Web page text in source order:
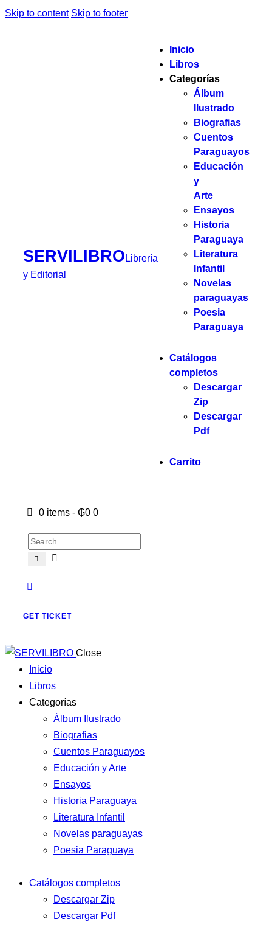
Skip to content Skip to footer
SERVILIBRO Librería
y Editorial
Inicio
Libros
Categorías
Álbum
Ilustrado
Biografias
Cuentos
Paraguayos
Educación
y
Arte
Ensayos
Historia
Paraguaya
Literatura
Infantil
Novelas
paraguayas
Poesia
Paraguaya
Catálogos
completos
Descargar
Zip
Descargar
Pdf
Carrito
0 items - ₲0 0
GET TICKET
Close
Inicio
Libros
Categorías
Álbum Ilustrado
Biografias
Cuentos Paraguayos
Educación y Arte
Ensayos
Historia Paraguaya
Literatura Infantil
Novelas paraguayas
Poesia Paraguaya
Catálogos completos
Descargar Zip
Descargar Pdf